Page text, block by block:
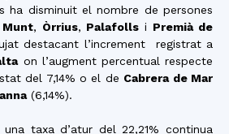
ha disminuit el nombre de persones
Munt, Òrrius, Palafolls i Premià de
destacant l’increment registrat a
on l’augment percentual respecte
del 7,14% o el de Cabrera de Mar
(6,14%).
una taxa d’atur del 22,21% continua